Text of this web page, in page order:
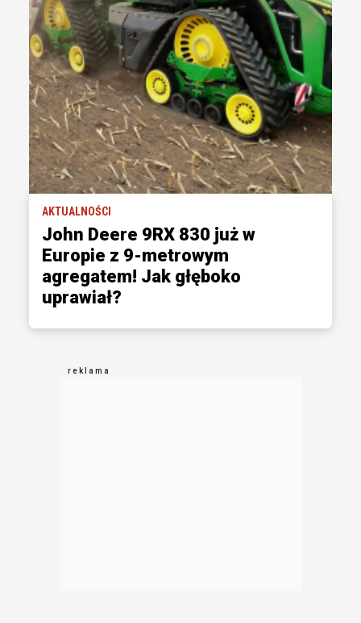
AKTUALNOŚCI
John Deere 9RX 830 już w
Europie z 9-metrowym
agregatem! Jak głęboko
uprawiał?